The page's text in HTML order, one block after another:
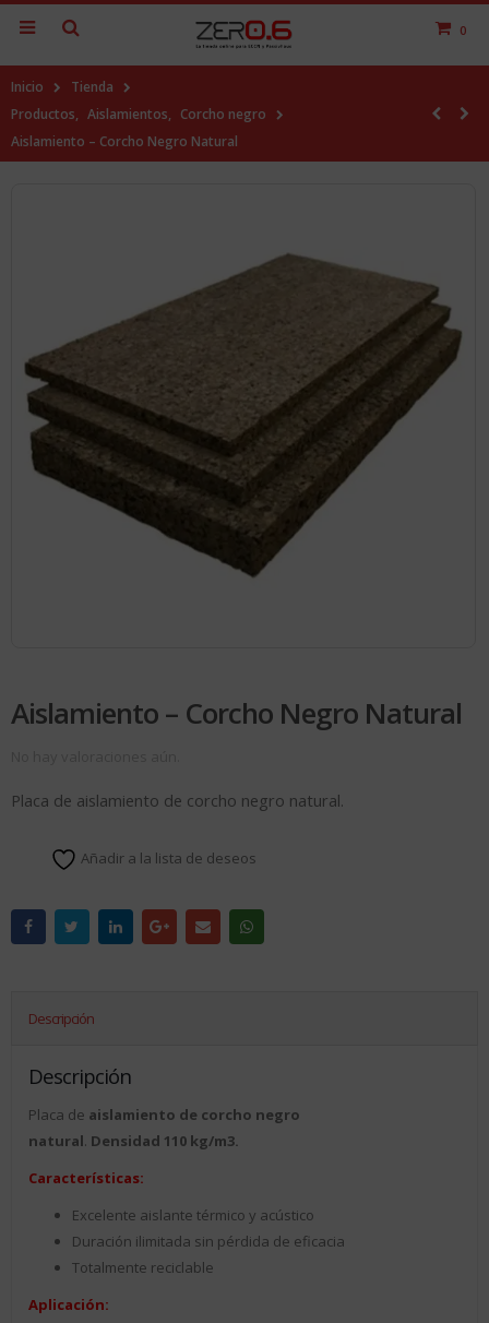
0
Inicio
Tienda
Productos, Aislamientos, Corcho negro
Aislamiento – Corcho Negro Natural
Aislamiento – Corcho Negro Natural
Placa de aislamiento de corcho negro natural.
Añadir a la lista de deseos
Descripción
Descripción
Placa de aislamiento de corcho negro
natural. Densidad 110 kg/m3.
Características:
Excelente aislante térmico y acústico
Duración ilimitada sin pérdida de eficacia
Totalmente reciclable
Aplicación: